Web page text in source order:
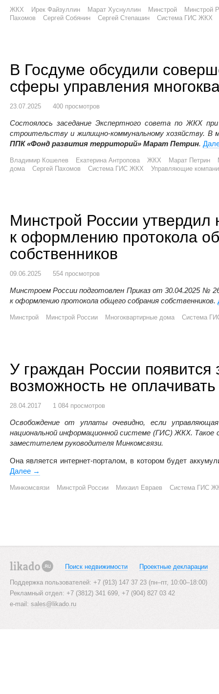
ЖКХ Ирек Файзуллин Марат Хуснуллин Минстрой
Минстрой
Пахомов
Сергей Собянин Сергей Степашин Система ГИС ЖКХ
В Госдуме обсудили
сферы управления
23.07.2025 400 просмотров
Состоялось заседание Экспертного совета по ЖКХ
строительству и жилищно-коммунальному хозяйству. В
ППК «Фонд развития территорий» Марат Петрин.
Владимир Кошелев Екатерина Антропова ЖКХ Марат Петрин
дома
Сергей Пахомов Система ГИС ЖКХ Управляющие
Минстрой России утвердил
к оформлению протокола
собственников
09.06.2025 554 просмотров
Минстроем России подготовлен Приказ от 30.04.2025 №
к оформлению протокола общего собрания собственников.
Минстрой Минстрой России Многоквартирные дома Система
У граждан России появится
возможность не
28.04.2017 1 084 просмотров
Освобождение от уплаты очевидно, если
национальной информационной системе (ГИС) ЖКХ. Такое
заместителем руководителя Минкомсвязи.
Она является интернет-порталом, в котором будет
Далее У граждан России появится законная возможность не
→
Минкомсвязи Минстрой России Михаил Евраев Система ГИС
Поиск недвижимости Проектные декларации
Поддержка пользователей: +7 (913) 147 37 23 (пн–пт, 10:00–18:00)
Рекламный отдел: +7 (3812) 341 699, +7 (904) 827 03 42
e-mail: sales@likado.ru